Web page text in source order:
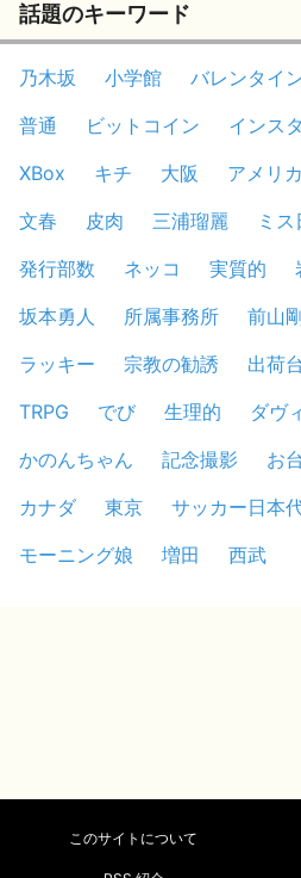
話題のキーワード
乃木坂 小学館 バレンタイ
普通
ビットコイン インスタ
XBox
キチ 大阪 アメリカ
文春
皮肉 三浦瑠麗 ミ
発行部数
ネッコ 実質的
坂本勇人
所属事務所 前山
ラッキー
宗教の勧誘 出荷
TRPG
でび 生理的 ダヴ
かのんちゃん
記念撮影 お
カナダ
東京 サッカー日本
モーニング娘
増田 西武
このサイトについて